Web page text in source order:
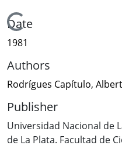
Loading...
Date
1981
Authors
Rodrígues Capítulo,
Publisher
Universidad Nacional de
de La Plata. Facultad de